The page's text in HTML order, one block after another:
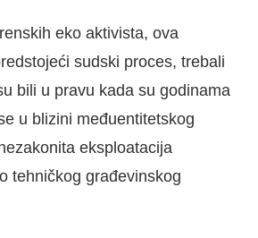
eko aktivista, ova
sudski proces, trebali
bili u pravu kada su godinama
u blizini međuentitetskog
eksploatacija
tehničkog građevinskog